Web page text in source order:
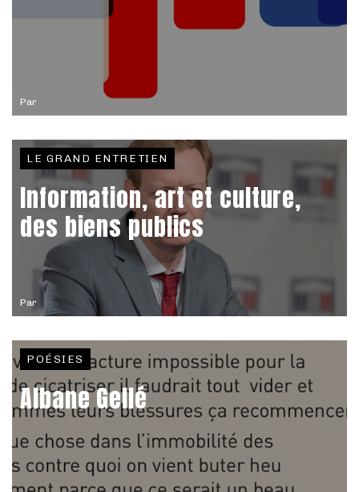
Par
Par
LE GRAND ENTRETIEN
Information, art et culture,
des biens publics
POÉSIES
Albane Gellé